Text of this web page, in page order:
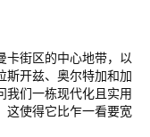
卡街区的中心地带，以
斯开兹、奥尔特加和加
我们一栋现代化且实用
这使得它比乍一看要宽